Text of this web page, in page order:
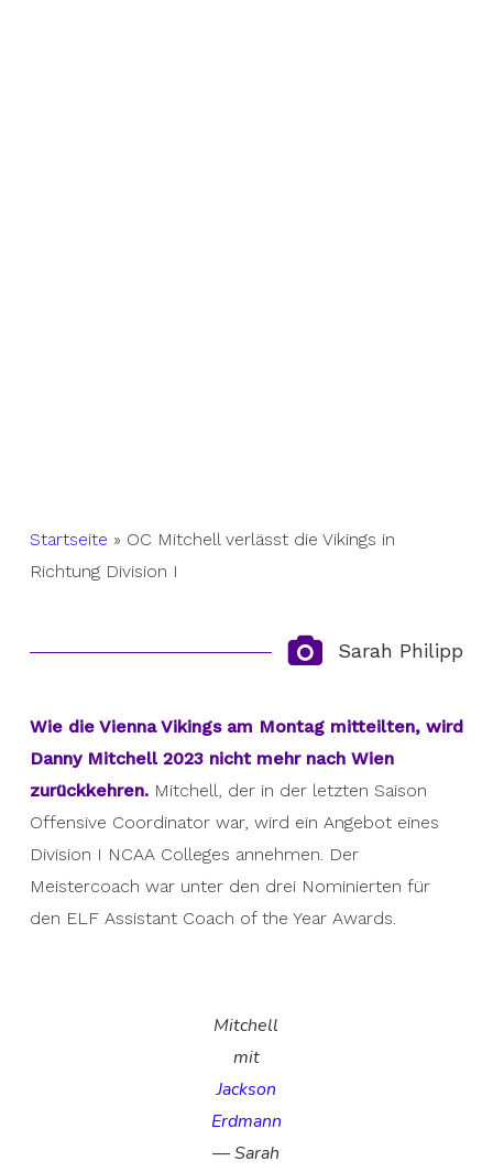
Startseite » OC Mitchell verlässt die Vikings in
Richtung Division I
Sarah Philipp
Wie die Vienna Vikings am Montag mitteilten, wird
Danny Mitchell 2023 nicht mehr nach Wien
zurückkehren.Mitchell, der in der letzten Saison
Offensive Coordinator war, wird ein Angebot eines
Division I NCAA Colleges annehmen. Der
Meistercoach war unter den drei Nominierten für
den ELF Assistant Coach of the Year Awards.
Mitchell
mit
Jackson
Erdmann
— Sarah